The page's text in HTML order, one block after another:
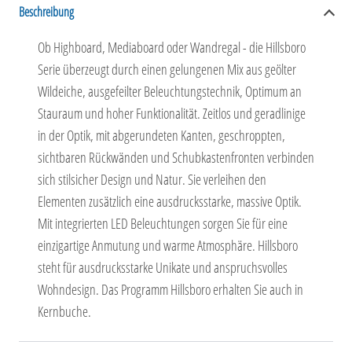
Beschreibung
Ob Highboard, Mediaboard oder Wandregal - die Hillsboro
Serie überzeugt durch einen gelungenen Mix aus geölter
Wildeiche, ausgefeilter Beleuchtungstechnik, Optimum an
Stauraum und hoher Funktionalität. Zeitlos und geradlinige
in der Optik, mit abgerundeten Kanten, geschroppten,
sichtbaren Rückwänden und Schubkastenfronten verbinden
sich stilsicher Design und Natur. Sie verleihen den
Elementen zusätzlich eine ausdrucksstarke, massive Optik.
Mit integrierten LED Beleuchtungen sorgen Sie für eine
einzigartige Anmutung und warme Atmosphäre. Hillsboro
steht für ausdrucksstarke Unikate und anspruchsvolles
Wohndesign. Das Programm Hillsboro erhalten Sie auch in
Kernbuche.